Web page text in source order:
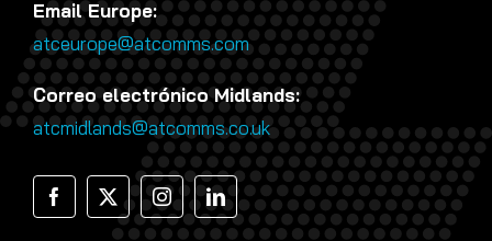
Email Europe:
atceurope@atcomms.com
Correo electrónico Midlands:
atcmidlands@atcomms.co.uk